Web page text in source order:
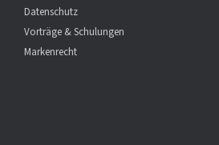
Datenschutz
Vorträge & Schulungen
Markenrecht